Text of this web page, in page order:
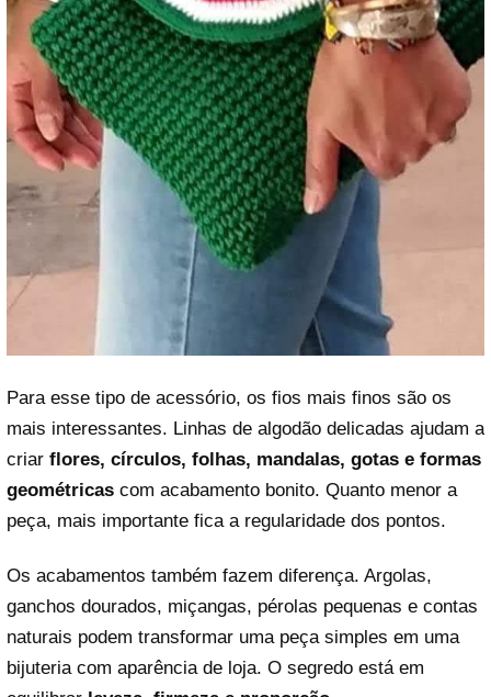
Para esse tipo de acessório, os fios mais finos são os
mais interessantes. Linhas de algodão delicadas ajudam a
criar flores, círculos, folhas, mandalas, gotas e formas
geométricas com acabamento bonito. Quanto menor a
peça, mais importante fica a regularidade dos pontos.
Os acabamentos também fazem diferença. Argolas,
ganchos dourados, miçangas, pérolas pequenas e contas
naturais podem transformar uma peça simples em uma
bijuteria com aparência de loja. O segredo está em